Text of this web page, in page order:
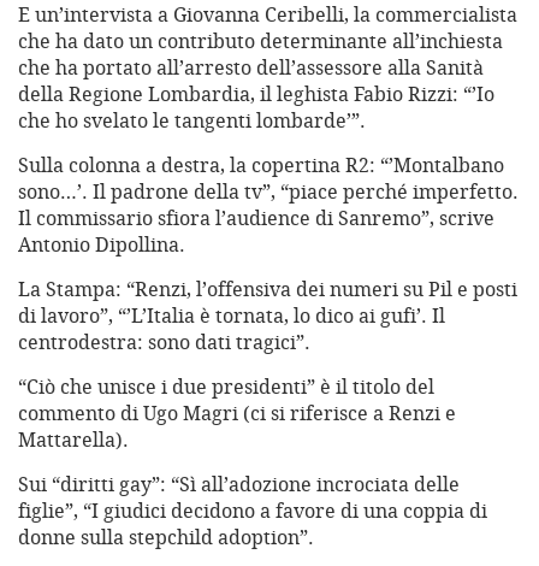
E un’intervista a Giovanna Ceribelli, la commercialista
che ha dato un contributo determinante all’inchiesta
che ha portato all’arresto dell’assessore alla Sanità
della Regione Lombardia, il leghista Fabio Rizzi: “’Io
che ho svelato le tangenti lombarde’”.
Sulla colonna a destra, la copertina R2: “’Montalbano
sono…’. Il padrone della tv”, “piace perché imperfetto.
Il commissario sfiora l’audience di Sanremo”, scrive
Antonio Dipollina.
La Stampa: “Renzi, l’offensiva dei numeri su Pil e posti
di lavoro”, “’L’Italia è tornata, lo dico ai gufi’. Il
centrodestra: sono dati tragici”.
“Ciò che unisce i due presidenti” è il titolo del
commento di Ugo Magri (ci si riferisce a Renzi e
Mattarella).
Sui “diritti gay”: “Sì all’adozione incrociata delle
figlie”, “I giudici decidono a favore di una coppia di
donne sulla stepchild adoption”.